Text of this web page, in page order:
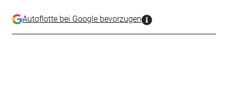
Autoflotte bei Google bevorzugen